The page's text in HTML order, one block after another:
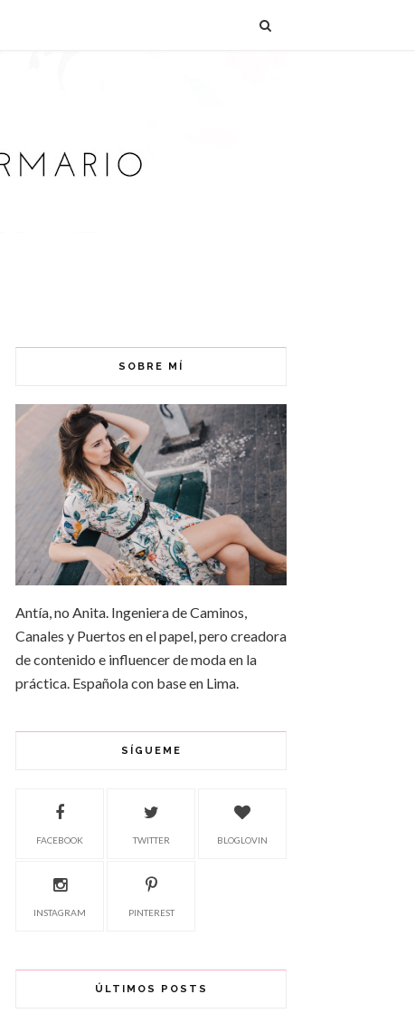
SOBRE MÍ
Antía, no Anita. Ingeniera de Caminos,
Canales y Puertos en el papel, pero creadora
de contenido e influencer de moda en la
práctica. Española con base en Lima.
SÍGUEME
FACEBOOK TWITTER BLOGLOVIN
INSTAGRAM PINTEREST
ÚLTIMOS POSTS